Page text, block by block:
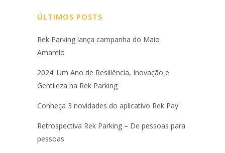
ÚLTIMOS POSTS
Rek Parking lança campanha do Maio
Amarelo
2024: Um Ano de Resiliência, Inovação e
Gentileza na Rek Parking
Conheça 3 novidades do aplicativo Rek Pay
Retrospectiva Rek Parking – De pessoas para
pessoas